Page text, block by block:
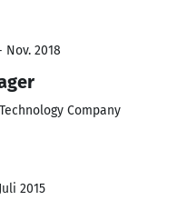
Nov. 2018
Company
2015